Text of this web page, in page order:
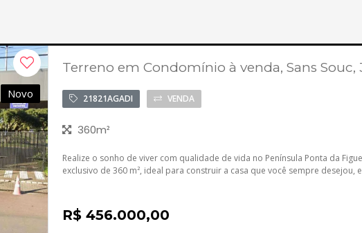
Novo
Terreno em Condomínio à venda, Sans Souc,
21821AGADI VENDA
360m²
Realize o sonho de viver com qualidade de vida no Península Ponta da
exclusivo de 360 m², ideal para construir a casa que você sempre desejou,
R$ 456.000,00